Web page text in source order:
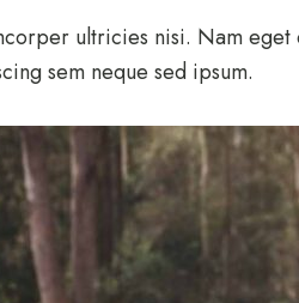
ultricies nisi. Nam eget
sem neque sed ipsum.